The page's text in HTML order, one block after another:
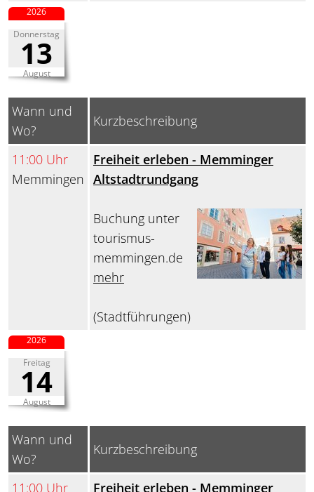
Donnerstag
13
August
2026
Wann und
Wo?
Kurzbeschreibung
11:00 Uhr
Memmingen
Freiheit erleben - Memminger
Altstadtrundgang
Buchung unter
tourismus-
memmingen.de
mehr
(Stadtführungen)
Freitag
14
August
2026
Wann und
Wo?
Kurzbeschreibung
11:00 Uhr
Freiheit erleben - Memminger